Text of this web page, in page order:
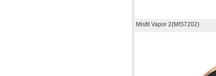
Misfit Vapor 2(MIS7202)